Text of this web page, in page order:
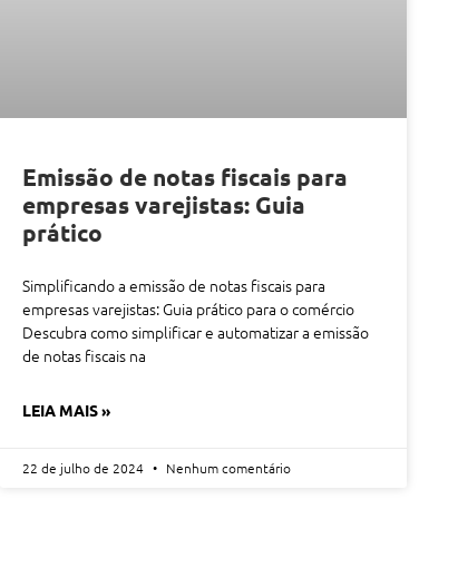
Emissão de notas fiscais para
empresas varejistas: Guia
prático
Simplificando a emissão de notas fiscais para
empresas varejistas: Guia prático para o comércio
Descubra como simplificar e automatizar a emissão
de notas fiscais na
LEIA MAIS »
22 de julho de 2024 Nenhum comentário